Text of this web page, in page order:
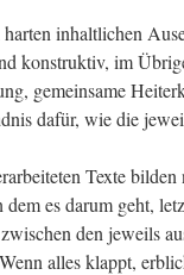
inhalt­li­chen
kon­struk­tiv, im
gemein­sa­me
dafür, wie die
Tex­te
es dar­um geht,
den jeweils
alles klappt,